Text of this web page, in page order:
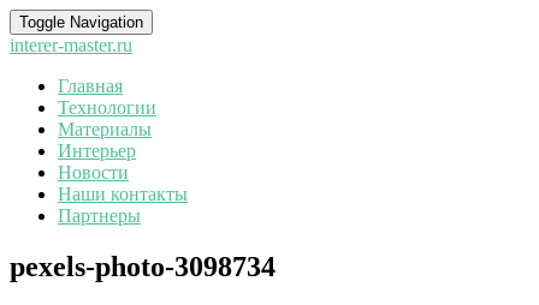
Toggle Navigation
interer-master.ru
Главная
Технологии
Материалы
Интерьер
Новости
Наши контакты
Партнеры
pexels-photo-3098734